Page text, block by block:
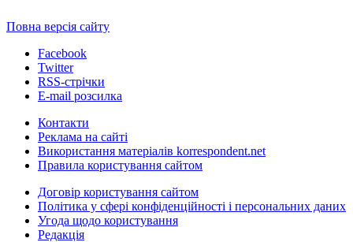
Повна версія сайту
Facebook
Twitter
RSS-стрічки
E-mail розсилка
Контакти
Реклама на сайті
Використання матеріалів korrespondent.net
Правила користування сайтом
Договір користування сайтом
Політика у сфері конфіденційності і персональних даних
Угода щодо користування
Редакція